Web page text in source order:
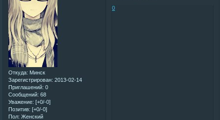
Откуда: Минск
Зарегистрирован: 2013-02-14
Приглашений: 0
Сообщений: 68
Уважение: [+0/-0]
Позитив: [+0/-0]
Пол: Женский
0